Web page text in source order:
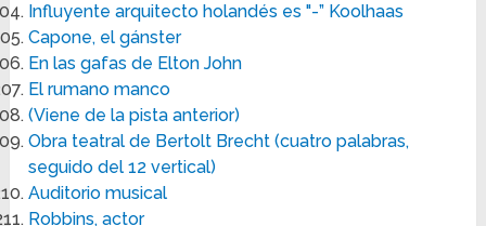
Influyente arquitecto holandés es "-” Koolhaas
Capone, el gánster
En las gafas de Elton John
El rumano manco
(Viene de la pista anterior)
Obra teatral de Bertolt Brecht (cuatro palabras,
seguido del 12 vertical)
Auditorio musical
Robbins, actor